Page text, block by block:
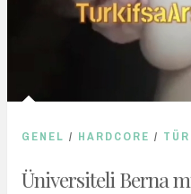
GENEL / HARDCORE /
Üniversiteli Berna